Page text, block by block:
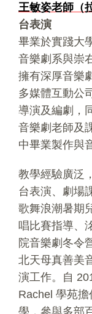
王敏姿老師（
台表演
畢業於實踐大
音樂劇系與崇
擁有深厚音樂
多媒體互動公
導演及編劇，
音樂劇老師及
中畢業製作與
教學經驗廣泛
台表演、劇場
歌舞浪潮暑期
唱比賽指導、
院音樂劇冬令
北天母真善美
演工作。自
Rachel 學苑
學，參與多部